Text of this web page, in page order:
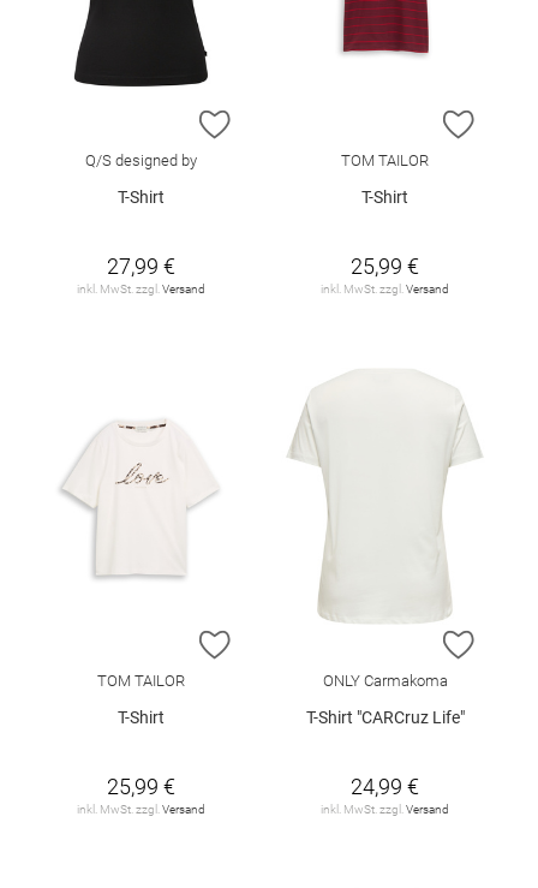
ZUR WUNSCHLISTE HINZUFÜGEN
Q/S designed by
T-Shirt
27,99 €
inkl. MwSt. zzgl.Versand
ZUR
TOM TAILOR
T-Shirt
25,99 €
inkl. MwSt. zzgl.Versand
ZUR WUNSCHLISTE HINZUFÜGEN
TOM TAILOR
T-Shirt
25,99 €
inkl. MwSt. zzgl.Versand
ZUR
ONLY Carmakoma
T-Shirt "CARCruz Life"
24,99 €
inkl. MwSt. zzgl.Versand